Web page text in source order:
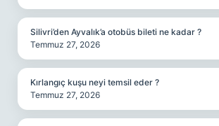
Silivri’den Ayvalık’a otobüs bileti ne kadar ?
Temmuz 27, 2026
Kırlangıç kuşu neyi temsil eder ?
Temmuz 27, 2026